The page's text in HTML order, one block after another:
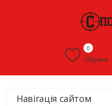
Обране
0
Навігація сайтом